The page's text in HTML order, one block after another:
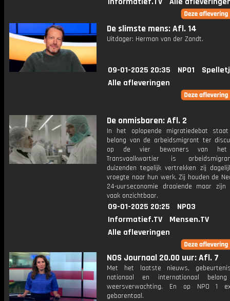
De slimste mens: Afl. 14
Uitdager: Herman van der Zandt.
09-01-2025 20:35 NPO1
Alle afleveringen
De onmisbaren: Afl. 2
In het oplopende migratiedebat
belang van de arbeidsmigrant ter
op de vier bewoners van het
Transvaalkwartier is
duizenden tegelijk vertrekken zij
vroegte naar hun werk. Zij houden de
24-uurseconomie draaiende maar
vaak onzichtbaar.
09-01-2025 20:25
NPO3
Informatief.TV
Mensen.TV
Alle afleveringen
NOS Journaal 20.00 uur: Afl. 7
Met het laatste nieuws,
nationaal en internationaal
weersverwachting. En op NPO 1
gebarentaal.